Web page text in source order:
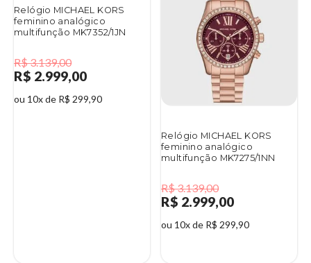
Relógio MICHAEL KORS
feminino analógico
multifunção MK7352/1JN
R$ 3.139,00
R$ 2.999,00
ou 10x de R$ 299,90
Relógio MICHAEL KORS
feminino analógico
multifunção MK7275/1NN
R$ 3.139,00
R$ 2.999,00
ou 10x de R$ 299,90